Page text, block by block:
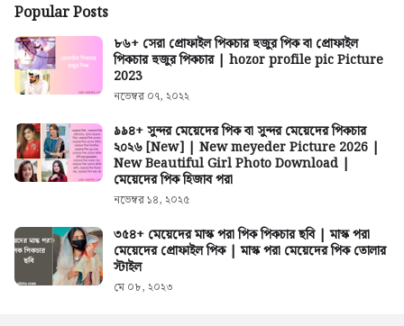
Popular Posts
৮৬+ সেরা প্রোফাইল পিকচার হুজুর পিক বা প্রোফাইল
পিকচার হুজুর পিকচার | hozor profile pic Picture
2023
নভেম্বর ০৭, ২০২২
৯৯৪+ সুন্দর মেয়েদের পিক বা সুন্দর মেয়েদের পিকচার
২০২৬ [New] | New meyeder Picture 2026 |
New Beautiful Girl Photo Download |
মেয়েদের পিক হিজাব পরা
নভেম্বর ১৪, ২০২৫
৩৫৪+ মেয়েদের মাস্ক পরা পিক পিকচার ছবি | মাস্ক পরা
মেয়েদের প্রোফাইল পিক | মাস্ক পরা মেয়েদের পিক তোলার
স্টাইল
মে ০৮, ২০২৩